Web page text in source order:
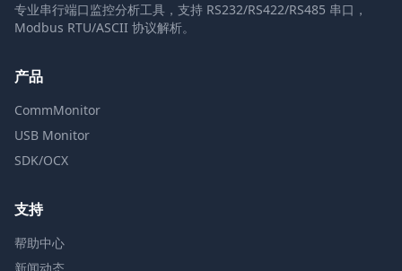
专业串行端口监控分析工具，支持 RS232/RS422/RS485 串口，
Modbus RTU/ASCII 协议解析。
产品
CommMonitor
USB Monitor
SDK/OCX
支持
帮助中心